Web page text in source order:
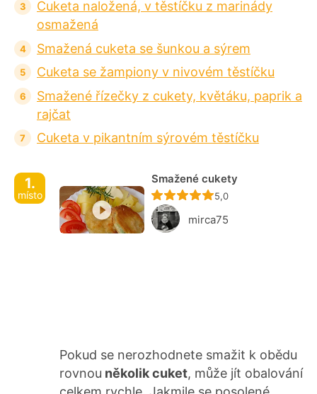
Cuketa naložená, v těstíčku z marinády
osmažená
Smažená cuketa se šunkou a sýrem
Cuketa se žampiony v nivovém těstíčku
Smažené řízečky z cukety, květáku, paprik a
rajčat
Cuketa v pikantním sýrovém těstíčku
1.
místo
Smažené cukety
Recept ještě nebyl
5,0
mirca75
Pokud se nerozhodnete smažit k obědu
rovnou několik cuket, může jít obalování